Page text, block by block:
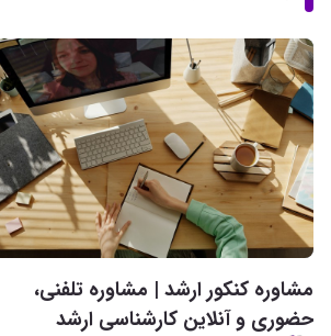
مشاوره کنکور ارشد | مشاوره تلفنی،
حضوری و آنلاین کارشناسی ارشد